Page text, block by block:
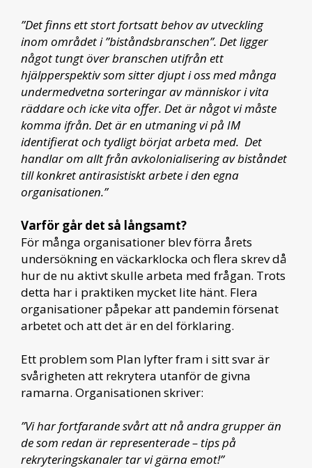
”Det finns ett stort fortsatt behov av utveckling
inom området i ”biståndsbranschen”. Det ligger
något tungt över branschen utifrån ett
hjälpperspektiv som sitter djupt i oss med många
undermedvetna sorteringar av människor i vita
räddare och icke vita offer. Det är något vi måste
komma ifrån. Det är en utmaning vi på IM
identifierat och tydligt börjat arbeta med. Det
handlar om allt från avkolonialisering av biståndet
till konkret antirasistiskt arbete i den egna
organisationen.”
Varför går det så långsamt?
För många organisationer blev förra årets
undersökning en väckarklocka och flera skrev då
hur de nu aktivt skulle arbeta med frågan. Trots
detta har i praktiken mycket lite hänt. Flera
organisationer påpekar att pandemin försenat
arbetet och att det är en del förklaring.
Ett problem som Plan lyfter fram i sitt svar är
svårigheten att rekrytera utanför de givna
ramarna. Organisationen skriver:
”Vi har fortfarande svårt att nå andra grupper än
de som redan är representerade – tips på
rekryteringskanaler tar vi gärna emot!”